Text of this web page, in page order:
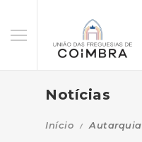
Notícias
Início Autarquia